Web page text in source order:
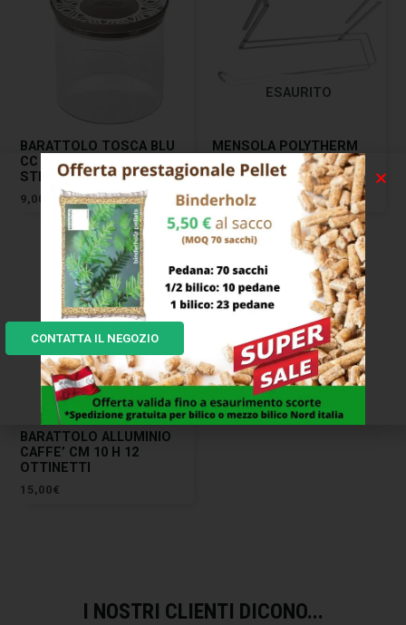
BARATTOLO TOSCA BLU
CC 1200 CM 12 H 18
STEFANPL
9,00
ESAURITO
MENSOLA POLYTHERM
EASY ROLL 35×18 H 10
METALTEX
13,00€
BARATTOLO ALLUMINIO
CAFFE’ CM 10 H 12
OTTINETTI
15,00€
I NOSTRI CLIENTI DICONO...
CONTATTA IL NEGOZIO